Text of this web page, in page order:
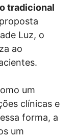
tradicional
Luz, o
ao
um
clínicas e
forma, a
um